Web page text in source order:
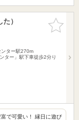
お気に入
りに追加
）
ンター駅270m
ター」駅下車徒歩2分り
で可愛い！ 縁日に遊び